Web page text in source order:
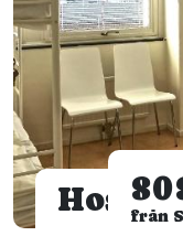
Hostel
från